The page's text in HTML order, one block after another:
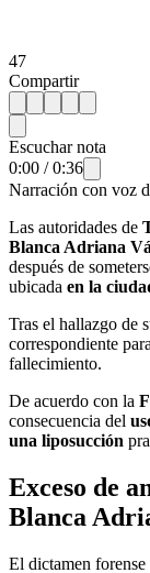
47
Compartir
Escuchar nota
0:00 /0:36
Narración con voz
Las autoridades de
Blanca Adriana
después de
ubicada en la
Tras el hallazgo de
correspondiente
fallecimiento.
De acuerdo con la
consecuencia del
una liposucción
Exceso de
Blanca
El dictamen